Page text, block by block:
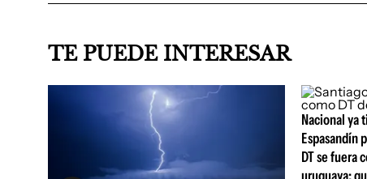
TE PUEDE INTERESAR
Nacional ya
Espasandín
DT se fuera